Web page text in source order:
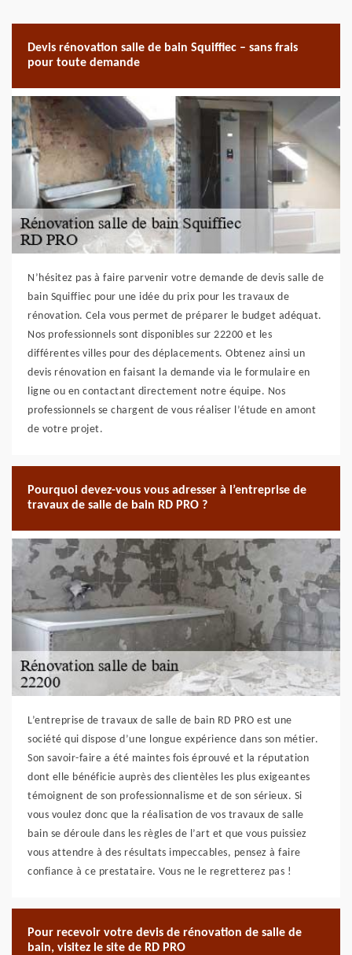
Devis rénovation salle de bain Squiffiec – sans frais
pour toute demande
N’hésitez pas à faire parvenir votre demande de devis salle de
bain Squiffiec pour une idée du prix pour les travaux de
rénovation. Cela vous permet de préparer le budget adéquat.
Nos professionnels sont disponibles sur 22200 et les
différentes villes pour des déplacements. Obtenez ainsi un
devis rénovation en faisant la demande via le formulaire en
ligne ou en contactant directement notre équipe. Nos
professionnels se chargent de vous réaliser l’étude en amont
de votre projet.
Pourquoi devez-vous vous adresser à l’entreprise de
travaux de salle de bain RD PRO ?
L’entreprise de travaux de salle de bain RD PRO est une
société qui dispose d’une longue expérience dans son métier.
Son savoir-faire a été maintes fois éprouvé et la réputation
dont elle bénéficie auprès des clientèles les plus exigeantes
témoignent de son professionnalisme et de son sérieux. Si
vous voulez donc que la réalisation de vos travaux de salle
bain se déroule dans les règles de l’art et que vous puissiez
vous attendre à des résultats impeccables, pensez à faire
confiance à ce prestataire. Vous ne le regretterez pas !
Pour recevoir votre devis de rénovation de salle de
bain, visitez le site de RD PRO